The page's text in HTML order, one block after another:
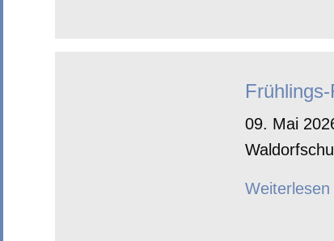
09. Mai
Weiterlesen